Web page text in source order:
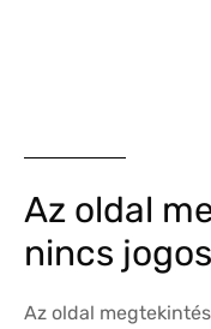
Az oldal
nincs
Az oldal